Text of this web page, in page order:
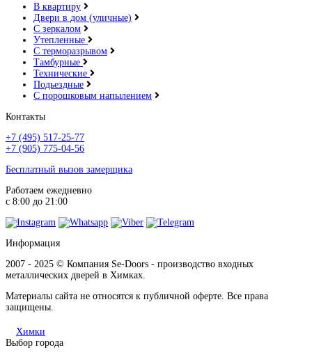
В квартиру
Двери в дом (уличные)
С зеркалом
Утепленные
С терморазрывом
Тамбурные
Технические
Подьездные
С порошковым напылением
Контакты
+7 (495) 517-25-77
+7 (905) 775-04-56
Бесплатный вызов замерщика
Работаем ежедневно
с 8:00 до 21:00
Информация
2007 - 2025 © Компания Se-Doors - производство входных
металлических дверей в Химках.
Материалы сайта не относятся к публичной оферте. Все права
защищены.
Химки
Выбор города